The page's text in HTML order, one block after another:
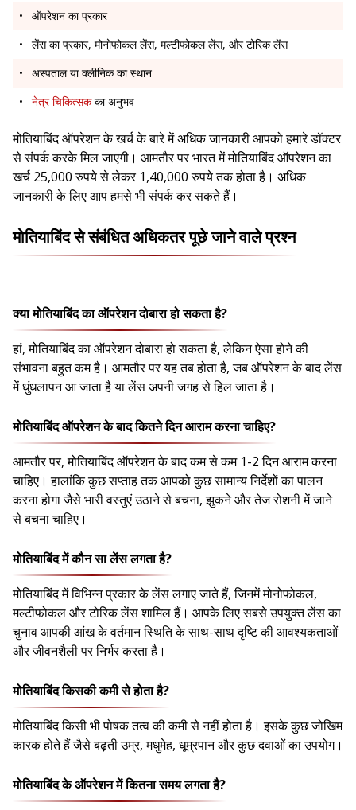
ऑपरेशन का प्रकार
लेंस का प्रकार, मोनोफोकल लेंस, मल्टीफोकल लेंस, और टोरिक लेंस
अस्पताल या क्लीनिक का स्थान
नेत्र चिकित्सकका अनुभव
मोतियाबिंद ऑपरेशन के खर्च के बारे में अधिक जानकारी आपको हमारे डॉक्टर
से संपर्क करके मिल जाएगी। आमतौर पर भारत में मोतियाबिंद ऑपरेशन का
खर्च 25,000 रुपये से लेकर 1,40,000 रुपये तक होता है। अधिक
जानकारी के लिए आप हमसे भी संपर्क कर सकते हैं।
मोतियाबिंद से संबंधित अधिकतर पूछे जाने वाले प्रश्न
क्या मोतियाबिंद का ऑपरेशन दोबारा हो सकता है?
हां, मोतियाबिंद का ऑपरेशन दोबारा हो सकता है, लेकिन ऐसा होने की
संभावना बहुत कम है। आमतौर पर यह तब होता है, जब ऑपरेशन के बाद लेंस
में धुंधलापन आ जाता है या लेंस अपनी जगह से हिल जाता है।
मोतियाबिंद ऑपरेशन के बाद कितने दिन आराम करना चाहिए?
आमतौर पर, मोतियाबिंद ऑपरेशन के बाद कम से कम 1-2 दिन आराम करना
चाहिए। हालांकि कुछ सप्ताह तक आपको कुछ सामान्य निर्देशों का पालन
करना होगा जैसे भारी वस्तुएं उठाने से बचना, झुकने और तेज रोशनी में जाने
से बचना चाहिए।
मोतियाबिंद में कौन सा लेंस लगता है?
मोतियाबिंद में विभिन्न प्रकार के लेंस लगाए जाते हैं, जिनमें मोनोफोकल,
मल्टीफोकल और टोरिक लेंस शामिल हैं। आपके लिए सबसे उपयुक्त लेंस का
चुनाव आपकी आंख के वर्तमान स्थिति के साथ-साथ दृष्टि की आवश्यकताओं
और जीवनशैली पर निर्भर करता है।
मोतियाबिंद किसकी कमी से होता है?
मोतियाबिंद किसी भी पोषक तत्व की कमी से नहीं होता है। इसके कुछ जोखिम
कारक होते हैं जैसे बढ़ती उम्र, मधुमेह, धूम्रपान और कुछ दवाओं का उपयोग।
मोतियाबिंद के ऑपरेशन में कितना समय लगता है?